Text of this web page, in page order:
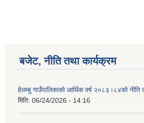
बजेट, नीति तथा कार्यक्रम
हेलम्बु गाउँपालिकाको आर्थिक वर्ष २०८३।८४को नीति
मिति: 06/24/2026 - 14:16